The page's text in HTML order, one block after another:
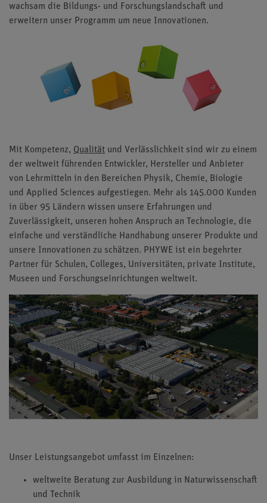
wachsam die Bildungs- und Forschungslandschaft und
erweitern unser Programm um neue Innovationen.
Mit Kompetenz, Qualität und Verlässlichkeit sind wir zu einem
der weltweit führenden Entwickler, Hersteller und Anbieter
von Lehrmitteln in den Bereichen Physik, Chemie, Biologie
und Applied Sciences aufgestiegen. Mehr als 145.000 Kunden
in über 95 Ländern wissen unsere Erfahrungen und
Zuverlässigkeit, unseren hohen Anspruch an Technologie, die
einfache und verständliche Handhabung unserer Produkte und
unsere Innovationen zu schätzen. PHYWE ist ein begehrter
Partner für Schulen, Colleges, Universitäten, private Institute,
Museen und Forschungseinrichtungen weltweit.
Unser Leistungsangebot umfasst im Einzelnen:
weltweite Beratung zur Ausbildung in Naturwissenschaft
und Technik